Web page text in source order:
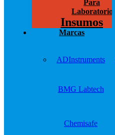
Para
Laboratorios
Insumos
Marcas
ADInstruments
BMG Labtech
Chemisafe